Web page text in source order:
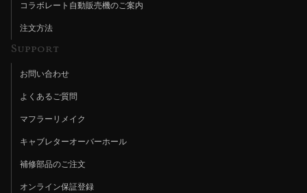
コラボレート自動販売機のご案内
注文方法
Support
お問い合わせ
よくあるご質問
マフラーリメイク
キャブレターオーバーホール
補修部品のご注文
オンライン保証登録